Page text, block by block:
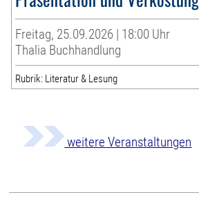
Freitag, 25.09.2026 | 18:00 Uhr
Thalia Buchhandlung
Rubrik: Literatur & Lesung
weitere Veranstaltungen